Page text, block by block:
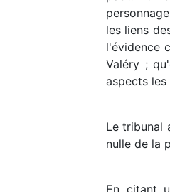
les liens
l'évidence
Valéry ;
aspects
Le tribunal
nulle de la
En citant